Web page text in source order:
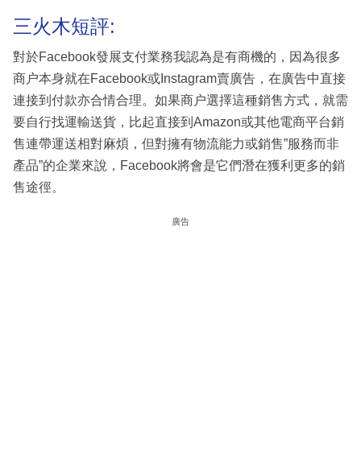
三火木短評:
對於Facebook發展支付業務我認為是有商機的，因為很多
商户本身就在Facebook或Instagram賣廣告，在廣告中直接
連接到付款亦合情合理。如果商户選擇這種銷售方式，就需
要自行找運輸送貨，比起直接到Amazon或其他電商平台銷
售連帶運送相對麻煩，但對擁有物流能力或銷售”服務而非
產品”的企業來說，Facebook將會是它們潛在獲利更多的銷
售途徑。
廣告